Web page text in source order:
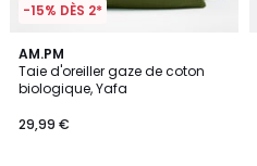
-15% DÈS 2*
AM.PM
Taie d'oreiller gaze de coton
biologique, Yafa
29,99 €
4,1
/ 5
20
Couleurs